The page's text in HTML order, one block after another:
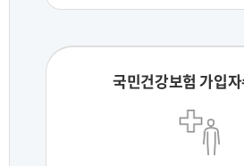
국민건강보험 가입